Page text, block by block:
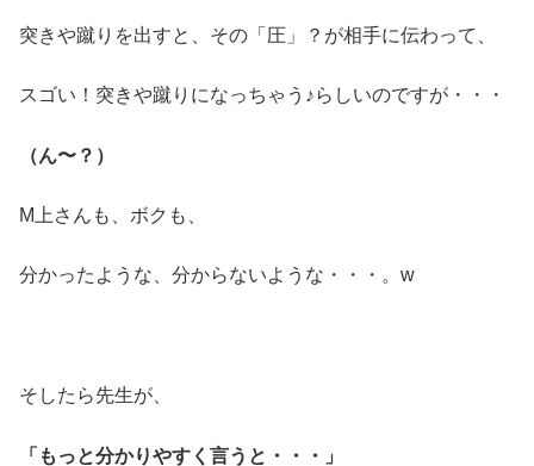
突きや蹴りを出すと、その「圧」？が相手に伝わって、
スゴい！突きや蹴りになっちゃう♪らしいのですが・・・
（ん〜？）
M上さんも、ボクも、
分かったような、分からないような・・・。w
そしたら先生が、
「もっと分かりやすく言うと・・・」